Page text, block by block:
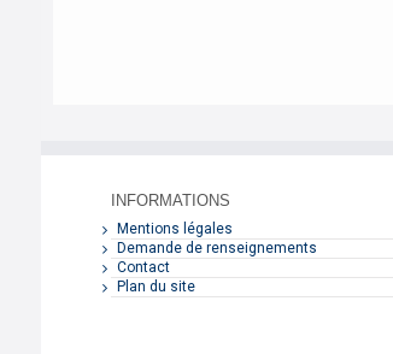
INFORMATIONS
Mentions légales
Demande de renseignements
Contact
Plan du site